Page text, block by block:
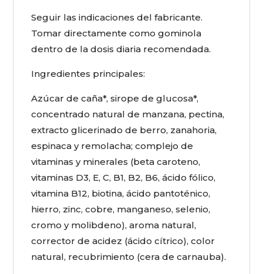
Seguir las indicaciones del fabricante.
Tomar directamente como gominola
dentro de la dosis diaria recomendada.
Ingredientes principales:
Azúcar de caña*, sirope de glucosa*,
concentrado natural de manzana, pectina,
extracto glicerinado de berro, zanahoria,
espinaca y remolacha; complejo de
vitaminas y minerales (beta caroteno,
vitaminas D3, E, C, B1, B2, B6, ácido fólico,
vitamina B12, biotina, ácido pantoténico,
hierro, zinc, cobre, manganeso, selenio,
cromo y molibdeno), aroma natural,
corrector de acidez (ácido cítrico), color
natural, recubrimiento (cera de carnauba).